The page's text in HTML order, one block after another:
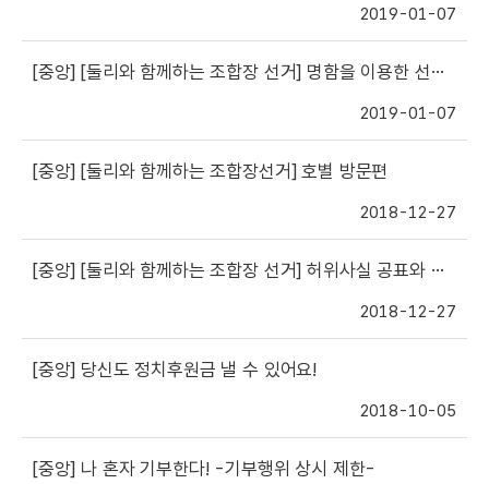
2019-01-07
[중앙] [둘리와 함께하는 조합장 선거] 명함을 이용한 선거운동편
2019-01-07
[중앙] [둘리와 함께하는 조합장선거] 호별 방문편
2018-12-27
[중앙] [둘리와 함께하는 조합장 선거] 허위사실 공표와 후보자 등 비방 편
2018-12-27
[중앙] 당신도 정치후원금 낼 수 있어요!
2018-10-05
[중앙] 나 혼자 기부한다! -기부행위 상시 제한-